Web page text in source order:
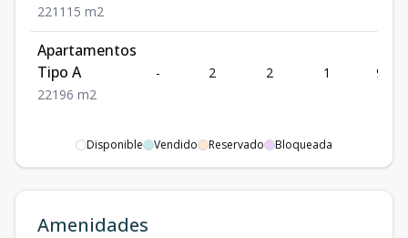
221 115 m2
Apartamentos
Tipo A
221 96 m2
- 2 2 1 96
Disponible Vendido Reservado Bloqueada
Amenidades